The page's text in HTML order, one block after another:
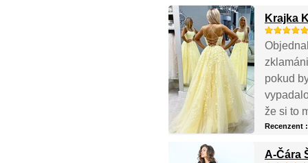
Krajka
pokud
že si to
Recenzent
A-Čára